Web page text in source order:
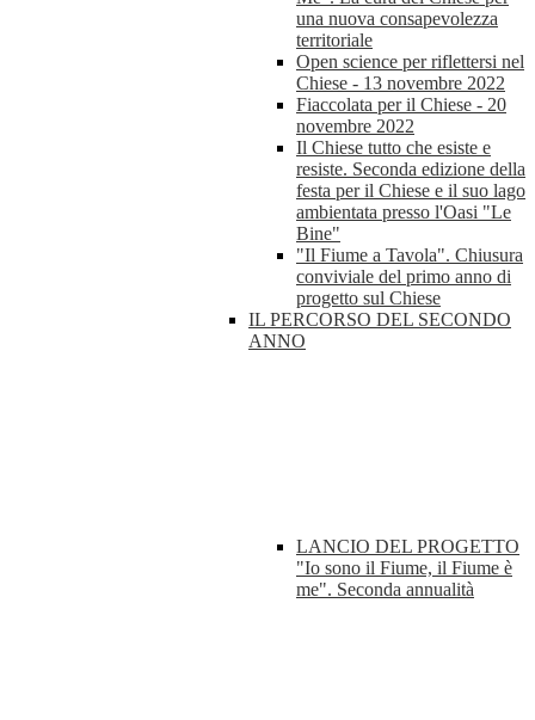
una nuova consapevolezza
territoriale
Open science per riflettersi nel
Chiese - 13 novembre 2022
Fiaccolata per il Chiese - 20
novembre 2022
Il Chiese tutto che esiste e
resiste. Seconda edizione della
festa per il Chiese e il suo lago
ambientata presso l'Oasi "Le
Bine"
"Il Fiume a Tavola". Chiusura
conviviale del primo anno di
progetto sul Chiese
IL PERCORSO DEL SECONDO
ANNO
LANCIO DEL PROGETTO
"Io sono il Fiume, il Fiume è
me". Seconda annualità